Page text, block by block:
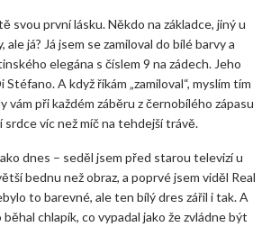
svou první lásku. Někdo na základce, jiný u
ale já? Já jsem se zamiloval do bílé barvy a
elegána s číslem 9 na zádech. Jeho
A když říkám „zamiloval“, myslím tím
vám při každém záběru z černobílého zápasu
srdce víc než míč na tehdejší trávě.
dnes – seděl jsem před starou televizí u
bednu než obraz, a poprvé jsem viděl Real
to barevné, ale ten bílý dres zářil i tak. A
chlapík, co vypadal jako že zvládne být